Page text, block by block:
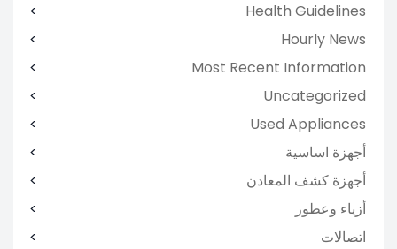
Health Guidelines
Hourly News
Most Recent Information
Uncategorized
Used Appliances
أجهزة اساسية
أجهزة كشف المعادن
أزياء وعطور
اتصالات